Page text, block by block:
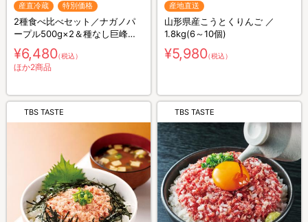
産直冷蔵 特別価格
2種食べ比べセット／ナガノパ
ープル500g×2＆種なし巨峰
400g×2 計4房 計1.8kg
¥6,480（税込）
ほか2商品
産地直送
山形県産こうとくりんご ／
1.8kg(6～10個)
¥5,980（税込）
TBS TASTE TBS TASTE